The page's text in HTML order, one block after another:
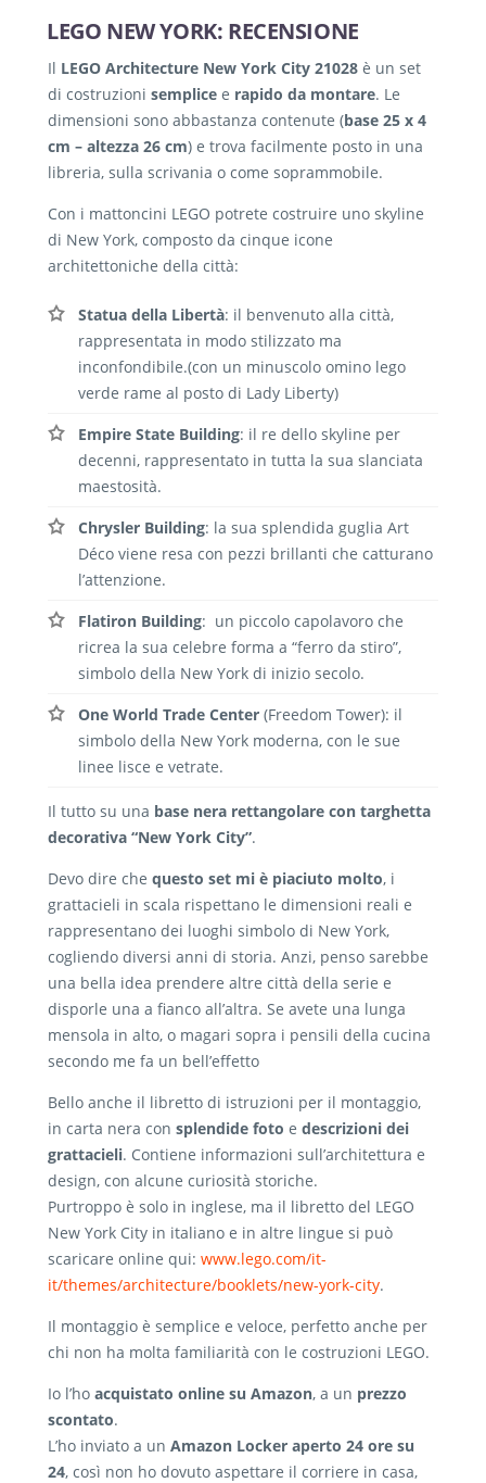
LEGO NEW YORK: RECENSIONE
Il LEGO Architecture New York City 21028 è un set
di costruzioni semplice e rapido da montare. Le
dimensioni sono abbastanza contenute (base 25 x 4
cm – altezza 26 cm) e trova facilmente posto in una
libreria, sulla scrivania o come soprammobile.
Con i mattoncini LEGO potrete costruire uno skyline
di New York, composto da cinque icone
architettoniche della città:
Statua della Libertà: il benvenuto alla città,
rappresentata in modo stilizzato ma
inconfondibile.(con un minuscolo omino lego
verde rame al posto di Lady Liberty)
Empire State Building: il re dello skyline per
decenni, rappresentato in tutta la sua slanciata
maestosità.
Chrysler Building: la sua splendida guglia Art
Déco viene resa con pezzi brillanti che catturano
l’attenzione.
Flatiron Building: un piccolo capolavoro che
ricrea la sua celebre forma a “ferro da stiro”,
simbolo della New York di inizio secolo.
One World Trade Center (Freedom Tower): il
simbolo della New York moderna, con le sue
linee lisce e vetrate.
Il tutto su una base nera rettangolare con targhetta
decorativa “New York City”.
Devo dire che questo set mi è piaciuto molto, i
grattacieli in scala rispettano le dimensioni reali e
rappresentano dei luoghi simbolo di New York,
cogliendo diversi anni di storia. Anzi, penso sarebbe
una bella idea prendere altre città della serie e
disporle una a fianco all’altra. Se avete una lunga
mensola in alto, o magari sopra i pensili della cucina
secondo me fa un bell’effetto
Bello anche il libretto di istruzioni per il montaggio,
in carta nera con splendide foto e descrizioni dei
grattacieli. Contiene informazioni sull’architettura e
design, con alcune curiosità storiche.
Purtroppo è solo in inglese, ma il libretto del LEGO
New York City in italiano e in altre lingue si può
scaricare online qui: www.lego.com/it-
it/themes/architecture/booklets/new-york-city.
Il montaggio è semplice e veloce, perfetto anche per
chi non ha molta familiarità con le costruzioni LEGO.
Io l’ho acquistato online su Amazon, a un prezzo
scontato.
L’ho inviato a un Amazon Locker aperto 24 ore su
24, così non ho dovuto aspettare il corriere in casa,